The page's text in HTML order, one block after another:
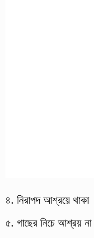
৪. নিরাপদ আশ্রয়ে থাকা
৫. গাছের নিচে আশ্রয় না